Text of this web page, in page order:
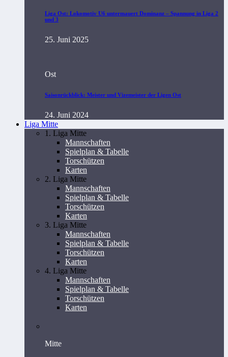
Liga Ost: Lokomotiv U6 untermauert Dominanz – Spannung in Liga 2
und 3
25. Juni 2025
Ost
Saisonrückblick: Meister und Vizemeister der Ligen Ost
24. Juni 2024
Liga Mitte
1. Liga Mitte
Mannschaften
Spielplan & Tabelle
Torschützen
Karten
2. Liga Mitte
Mannschaften
Spielplan & Tabelle
Torschützen
Karten
3. Liga Mitte
Mannschaften
Spielplan & Tabelle
Torschützen
Karten
4. Liga Mitte
Mannschaften
Spielplan & Tabelle
Torschützen
Karten
Mitte